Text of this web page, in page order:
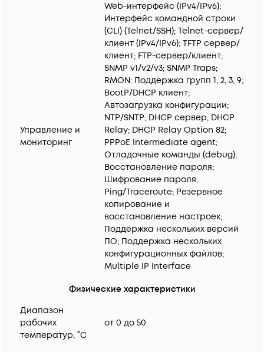
Управление и
мониторинг
Web-интерфейс (IPv4/IPv6);
Интерфейс командной строки
(CLI) (Telnet/SSH); Telnet-сервер/
клиент (IPv4/IPv6); TFTP сервер/
клиент; FTP-сервер/клиент;
SNMP v1/v2/v3; SNMP Traps;
RMON: Поддержка групп 1, 2, 3, 9;
BootP/DHCP клиент;
Автозагрузка конфигурации;
NTP/SNTP; DHCP сервер; DHCP
Relay; DHCP Relay Option 82;
PPPoE Intermediate agent;
Отладочные команды (debug);
Восстановление пароля;
Шифрование пароля;
Ping/Traceroute; Резервное
копирование и
восстановление настроек;
Поддержка нескольких версий
ПО; Поддержка нескольких
конфигурационных файлов;
Multiple IP Interface
Физические характеристики
Диапазон
рабочих
температур, °C
от 0 до 50